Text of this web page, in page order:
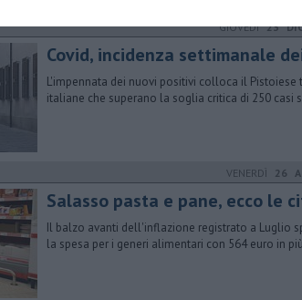
GIOVEDÌ23
Covid, incidenza settimanale
L'impennata dei nuovi positivi colloca il Pistoiese
italiane che superano la soglia critica di 250 casi
VENERDÌ 26
Salasso pasta e pane, ecco le
Il balzo avanti dell'inflazione registrato a Luglio
la spesa per i generi alimentari con 564 euro in